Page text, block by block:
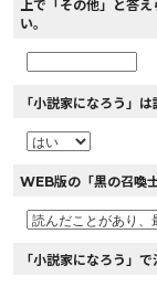
上で「その他」と答
い。
「小説家になろう」は
WEB版の「黒の召喚
「小説家になろう」